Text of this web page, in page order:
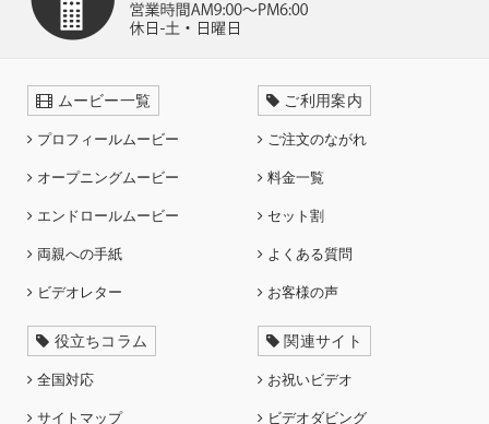
ムービー一覧
プロフィールムービー
オープニングムービー
エンドロールムービー
両親への手紙
ビデオレター
ご利用案内
ご注文のながれ
料金一覧
セット割
よくある質問
お客様の声
役立ちコラム
全国対応
サイトマップ
関連サイト
お祝いビデオ
ビデオダビング